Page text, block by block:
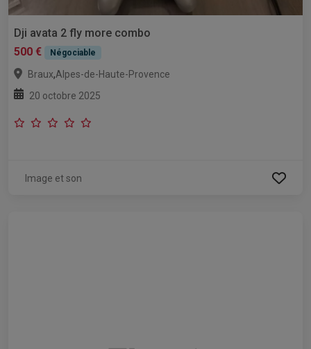
Dji avata 2 fly more combo
500 €
Négociable
Braux,Alpes-de-Haute-Provence
20 octobre 2025
Image et son